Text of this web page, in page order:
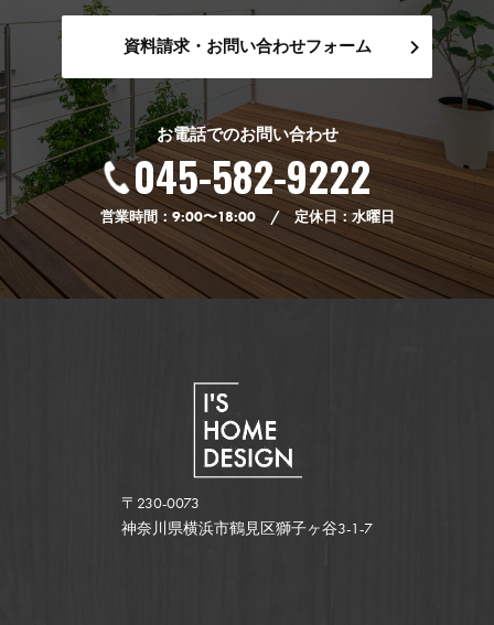
資料請求・お問い合わせフォーム
お電話でのお問い合わせ
045-582-9222
営業時間：9:00〜18:00 / 定休日：水曜日
〒230-0073
神奈川県横浜市鶴見区獅子ヶ谷3-1-7